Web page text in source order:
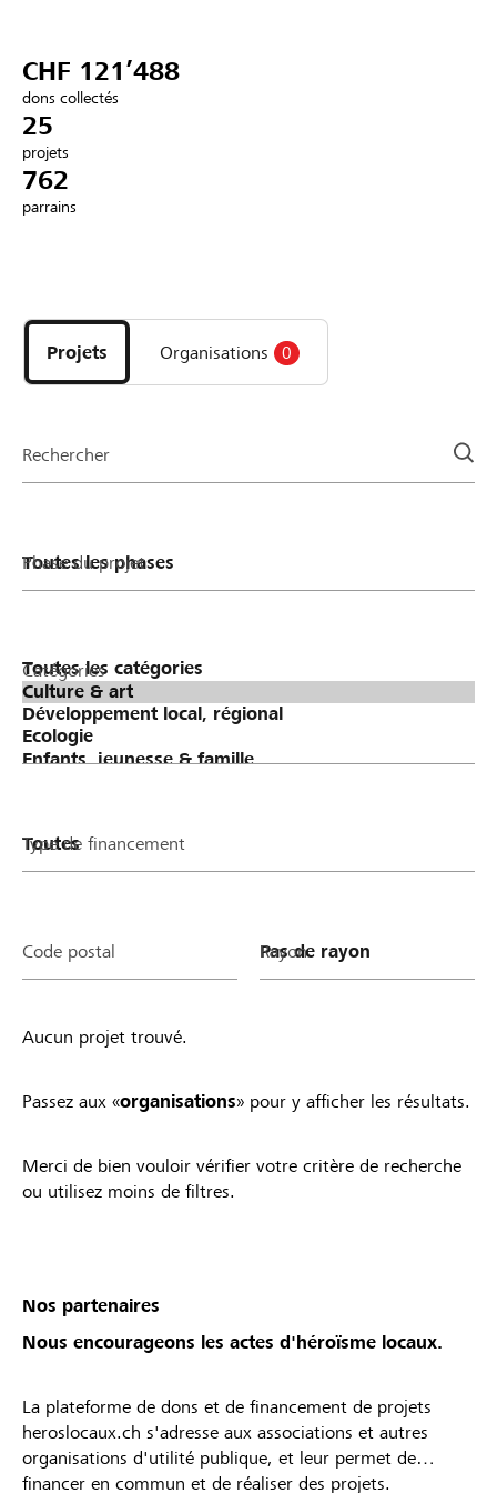
Se connecter
DE FR IT
CHF 121’488
dons collectés
25
projets
762
parrains
les
projets
et
la
Projets Organisations 0
Rechercher
Phase du projet
Catégories
Type de financement
Code postal Rayon
Aucun projet trouvé.
Passez aux «organisations» pour y afficher les résultats.
Merci de bien vouloir vérifier votre critère de recherche
ou utilisez moins de filtres.
Nos partenaires
Nous encourageons les actes d'héroïsme locaux.
La plateforme de dons et de financement de projets
heroslocaux.ch s'adresse aux associations et autres
organisations d'utilité publique, et leur permet de
financer en commun et de réaliser des projets.